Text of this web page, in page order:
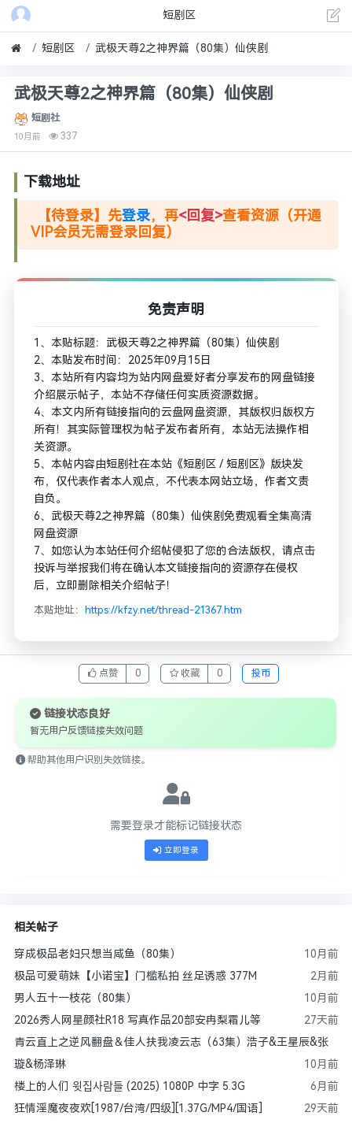
短剧区
短剧区 武极天尊2之神界篇（80集）仙侠剧
武极天尊2之神界篇（80集）仙侠剧
短剧社
10月前 337
下载地址
【待登录】先登录，再<回复>查看资源（开通
VIP会员无需登录回复）
免责声明
1、本贴标题：武极天尊2之神界篇（80集）仙侠剧
2、本贴发布时间：2025年09月15日
3、本站所有内容均为站内网盘爱好者分享发布的网盘链接
介绍展示帖子，本站不存储任何实质资源数据。
4、本文内所有链接指向的云盘网盘资源，其版权归版权方
所有！其实际管理权为帖子发布者所有，本站无法操作相
关资源。
5、本帖内容由短剧社在本站《短剧区 / 短剧区》版块发
布，仅代表作者本人观点，不代表本网站立场，作者文责
自负。
6、武极天尊2之神界篇（80集）仙侠剧免费观看全集高清
网盘资源
7、如您认为本站任何介绍帖侵犯了您的合法版权，请点击
投诉与举报我们将在确认本文链接指向的资源存在侵权
后，立即删除相关介绍帖子！
本贴地址： https://kfzy.net/thread-21367.htm
点赞 0 收藏 0 投币
链接状态良好
暂无用户反馈链接失效问题
帮助其他用户识别失效链接。
需要登录才能标记链接状态
立即登录
相关帖子
穿成极品老妇只想当咸鱼（80集）
10月前
极品可爱萌妹【小诺宝】门槛私拍 丝足诱惑 377M
2月前
男人五十一枝花（80集）
10月前
2026秀人网星颜社R18 写真作品20部安冉梨霜儿等
27天前
青云直上之逆风翻盘＆佳人扶我凌云志（63集）浩子&王星辰&张
璇&杨泽琳
10月前
楼上的人们 윗집사람들 (2025) 1080P 中字 5.3G
6月前
狂情淫魔夜夜欢[1987/台湾/四级][1.37G/MP4/国语]
29天前